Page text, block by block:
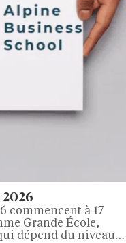
2026
commencent à 17
Grande École,
dépend du niveau